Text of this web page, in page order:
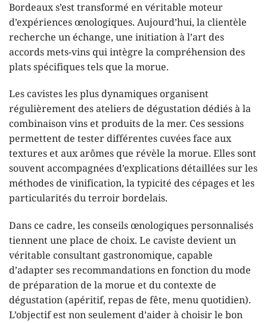
Bordeaux s’est transformé en véritable moteur
d’expériences œnologiques. Aujourd’hui, la clientèle
recherche un échange, une initiation à l’art des
accords mets-vins qui intègre la compréhension des
plats spécifiques tels que la morue.
Les cavistes les plus dynamiques organisent
régulièrement des ateliers de dégustation dédiés à la
combinaison vins et produits de la mer. Ces sessions
permettent de tester différentes cuvées face aux
textures et aux arômes que révèle la morue. Elles sont
souvent accompagnées d’explications détaillées sur les
méthodes de vinification, la typicité des cépages et les
particularités du terroir bordelais.
Dans ce cadre, les conseils œnologiques personnalisés
tiennent une place de choix. Le caviste devient un
véritable consultant gastronomique, capable
d’adapter ses recommandations en fonction du mode
de préparation de la morue et du contexte de
dégustation (apéritif, repas de fête, menu quotidien).
L’objectif est non seulement d’aider à choisir le bon